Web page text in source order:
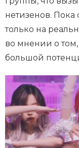
нетизенов.
только на
во мнении о
большой